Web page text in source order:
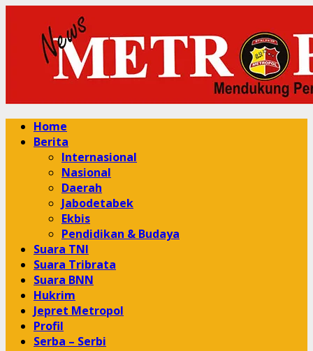
content
Primary
Menu
Home
Berita
Internasional
Nasional
Daerah
Jabodetabek
Ekbis
Pendidikan & Budaya
Suara TNI
Suara Tribrata
Suara BNN
Hukrim
Jepret Metropol
Profil
Serba – Serbi